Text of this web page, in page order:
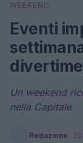
Cerca
WEEKEND
Eventi
Un weekend
nella Capitale
Redazione ·